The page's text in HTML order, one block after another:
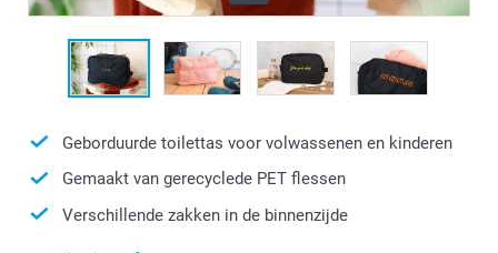
Geborduurde toilettas voor volwassenen en kinderen
Gemaakt van gerecyclede PET flessen
Verschillende zakken in de binnenzijde